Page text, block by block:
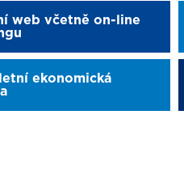
web včetně on-line
ekonomická